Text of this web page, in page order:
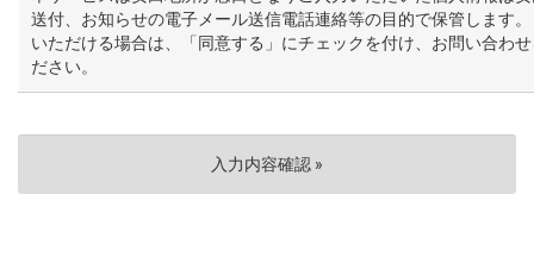
送付、お知らせの電子メール送信電話連絡等の目的で保管します
いただける場合は、「同意する」にチェックを付け、お問い合わ
ださい。